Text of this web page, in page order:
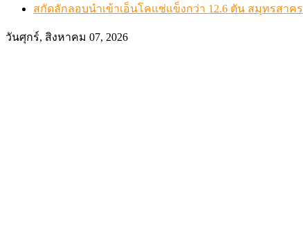
สกัดลักลอบนำเข้าเอ็นโคแช่แข็งกว่า 12.6 ตัน สมุทรสาคร
วันศุกร์, สิงหาคม 07, 2026